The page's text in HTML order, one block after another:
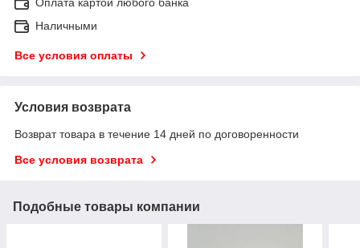
Наличными
Все условия оплаты
Условия возврата
Возврат товара в течение 14 дней по договоренности
Все условия возврата
Подобные товары компании